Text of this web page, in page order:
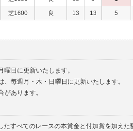
芝1600 良 13 13 5
日に更新いたします。
毎週月・木・日曜日に更新いたします。
あります。
たすべてのレースの本賞金と付加賞を加えた